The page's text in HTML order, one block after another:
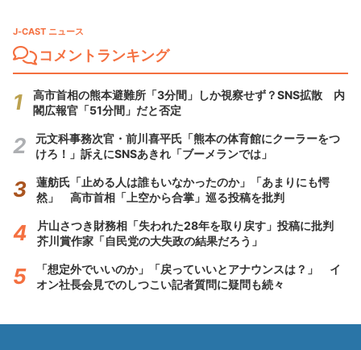
J-CAST ニュース
コメントランキング
高市首相の熊本避難所「3分間」しか視察せず？SNS拡散 内
閣広報官「51分間」だと否定
元文科事務次官・前川喜平氏「熊本の体育館にクーラーをつ
けろ！」訴えにSNSあきれ「ブーメランでは」
蓮舫氏「止める人は誰もいなかったのか」「あまりにも愕
然」 高市首相「上空から合掌」巡る投稿を批判
片山さつき財務相「失われた28年を取り戻す」投稿に批判
芥川賞作家「自民党の大失政の結果だろう」
「想定外でいいのか」「戻っていいとアナウンスは？」 イ
オン社長会見でのしつこい記者質問に疑問も続々